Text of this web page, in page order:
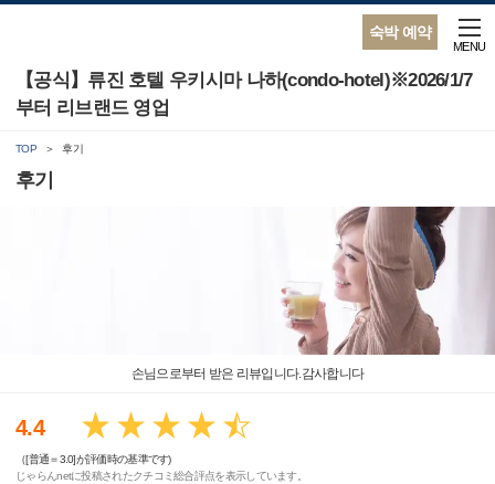
숙박 예약
【공식】류진 호텔 우키시마 나하(condo-hotel)※2026/1/7
부터 리브랜드 영업
MENU
TOP 후기
후기
손님으로부터 받은 리뷰입니다.감사합니다
4.4
（[普通＝3.0]が評価時の基準です)
じゃらんnetに投稿されたクチコミ総合評点を表示しています。